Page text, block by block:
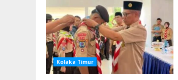
Kolaka Timur